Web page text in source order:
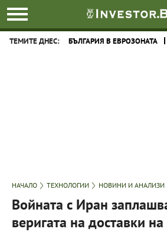
ТЕМИТЕ ДНЕС: БЪЛГАРИЯ В ЕВРОЗОНАТА
НАЧАЛО ТЕХНОЛОГИИ НОВИНИ И АНАЛИЗИ
Войната с Иран
веригата на доставки